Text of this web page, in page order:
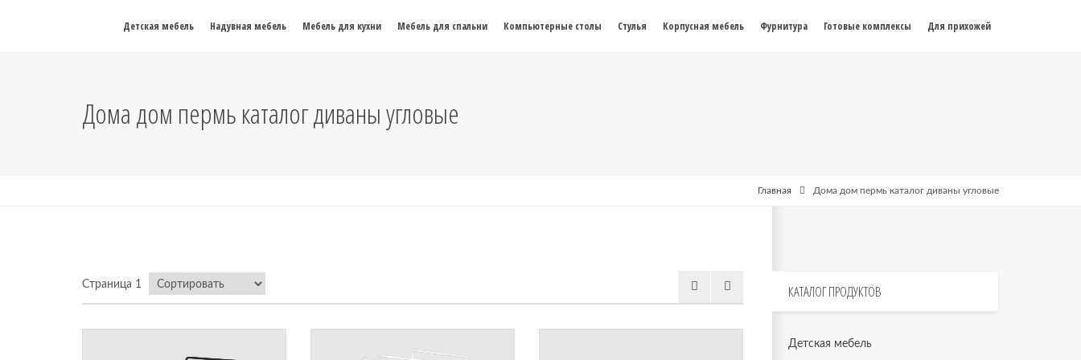
Детская мебель Надувная мебель Мебель для кухни Мебель для спальни Компьютерные столы Стулья Корпусная мебель Фурнитура Готовые комплексы Для прихожей
Дома дом пермь каталог диваны угловые
Главная Дома дом пермь каталог диваны угловые
Страница 1 КАТАЛОГПРОДУКТОВ
Детская мебель